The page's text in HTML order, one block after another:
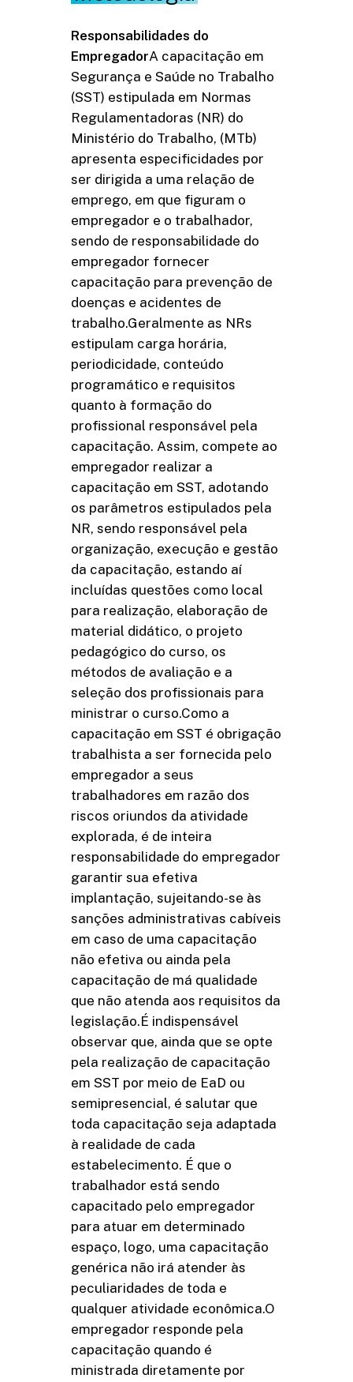
Responsabilidades do
EmpregadorA capacitação em
Segurança e Saúde no Trabalho
(SST) estipulada em Normas
Regulamentadoras (NR) do
Ministério do Trabalho, (MTb)
apresenta especificidades por
ser dirigida a uma relação de
emprego, em que figuram o
empregador e o trabalhador,
sendo de responsabilidade do
empregador fornecer
capacitação para prevenção de
doenças e acidentes de
trabalho.Geralmente as NRs
estipulam carga horária,
periodicidade, conteúdo
programático e requisitos
quanto à formação do
profissional responsável pela
capacitação. Assim, compete ao
empregador realizar a
capacitação em SST, adotando
os parâmetros estipulados pela
NR, sendo responsável pela
organização, execução e gestão
da capacitação, estando aí
incluídas questões como local
para realização, elaboração de
material didático, o projeto
pedagógico do curso, os
métodos de avaliação e a
seleção dos profissionais para
ministrar o curso.Como a
capacitação em SST é obrigação
trabalhista a ser fornecida pelo
empregador a seus
trabalhadores em razão dos
riscos oriundos da atividade
explorada, é de inteira
responsabilidade do empregador
garantir sua efetiva
implantação, sujeitando-se às
sanções administrativas cabíveis
em caso de uma capacitação
não efetiva ou ainda pela
capacitação de má qualidade
que não atenda aos requisitos da
legislação.É indispensável
observar que, ainda que se opte
pela realização de capacitação
em SST por meio de EaD ou
semipresencial, é salutar que
toda capacitação seja adaptada
à realidade de cada
estabelecimento. É que o
trabalhador está sendo
capacitado pelo empregador
para atuar em determinado
espaço, logo, uma capacitação
genérica não irá atender às
peculiaridades de toda e
qualquer atividade econômica.O
empregador responde pela
capacitação quando é
ministrada diretamente por